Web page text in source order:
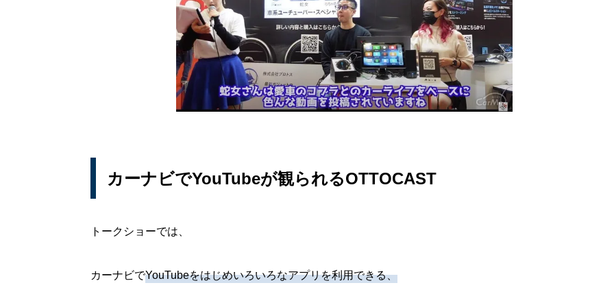
カーナビでYouTubeが観られるOTTOCAST
トークショーでは、
カーナビでYouTubeをはじめいろいろなアプリを利用できる、